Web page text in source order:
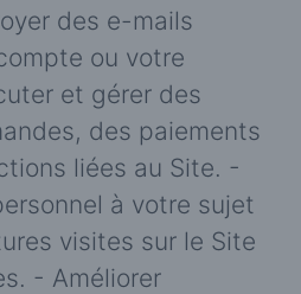
des e-mails
ou votre
et gérer des
des paiements
liées au Site. -
à votre sujet
visites sur le Site
- Améliorer